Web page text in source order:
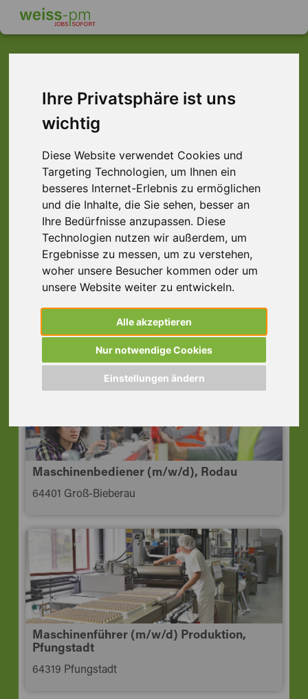
Ihre Privatsphäre ist uns
wichtig
Diese Website verwendet Cookies und
Targeting Technologien, um Ihnen ein
besseres Internet-Erlebnis zu ermöglichen
und die Inhalte, die Sie sehen, besser an
Ihre Bedürfnisse anzupassen. Diese
Technologien nutzen wir außerdem, um
Ergebnisse zu messen, um zu verstehen,
woher unsere Besucher kommen oder um
unsere Website weiter zu entwickeln.
Alle akzeptieren
Nur notwendige Cookies
Einstellungen ändern
Dieser Job ist leider
nicht mehr verfügbar ...
... aber vielleicht ist hier etwas dabei:
Produktionsmitarbeiter (m/w/d) 3
Schichten, Biebesheim
64584 Biebesheim am Rhein
Maschinenbediener (m/w/d), Rodau
64401 Groß-Bieberau
Maschinenführer (m/w/d) Produktion,
Pfungstadt
64319 Pfungstadt